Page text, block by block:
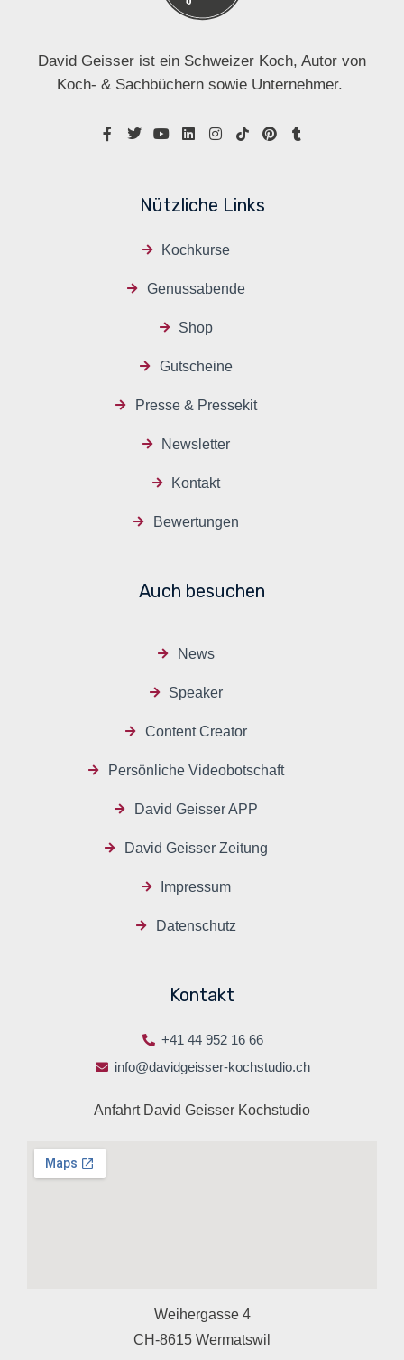
David Geisser ist ein Schweizer Koch, Autor von
Koch- & Sachbüchern sowie Unternehmer.
Nützliche Links
Kochkurse
Genussabende
Shop
Gutscheine
Presse & Pressekit
Newsletter
Kontakt
Bewertungen
Auch besuchen
News
Speaker
Content Creator
Persönliche Videobotschaft
David Geisser APP
David Geisser Zeitung
Impressum
Datenschutz
Kontakt
+41 44 952 16 66
info@davidgeisser-kochstudio.ch
Anfahrt David Geisser Kochstudio
Weihergasse 4
CH-8615 Wermatswil